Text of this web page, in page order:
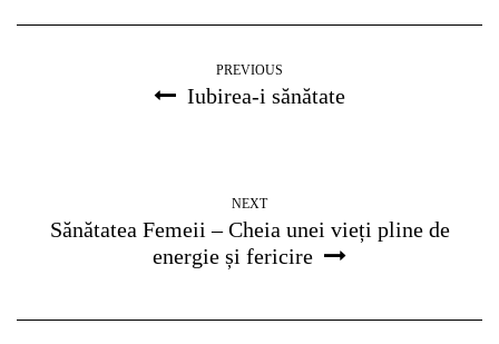
PREVIOUS
Iubirea-i sănătate
NEXT
Sănătatea Femeii – Cheia unei vieți pline de
energie și fericire